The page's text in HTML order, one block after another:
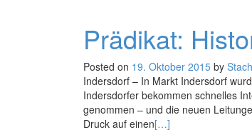
Prädikat:
Posted on 19. Oktober 2015 by
Indersdorf – In Markt Indersdorf
Indersdorfer bekommen schnelles
genommen – und die neuen
Druck auf einen[…]